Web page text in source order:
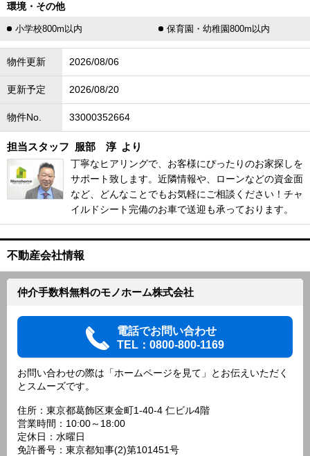
環境・その他
小学校800m以内 保育園・幼稚園800m以内
物件更新 2026/08/06
更新予定 2026/08/20
物件No. 33000352664
担当スタッフ 服部 淳 より
丁寧なヒアリングで、お客様にぴったりのお家探しを
サポート致します。近隣情報や、ローンなどの資金面
など、どんなことでもお気軽にご相談ください！チャ
イルドシート完備のお車で送迎も承っております。
不動産会社情報
仲介手数料無料のモノホーム株式会社
電話でお問い合わせ
TEL：0800-800-1169
お問い合わせの際は「ホームページを見て」とお伝えいただく
とスムーズです。
住所：東京都葛飾区東金町1-40-4 仁ビル4階
営業時間：10:00～18:00
定休日：水曜日
免許番号：東京都知事(2)第101451号